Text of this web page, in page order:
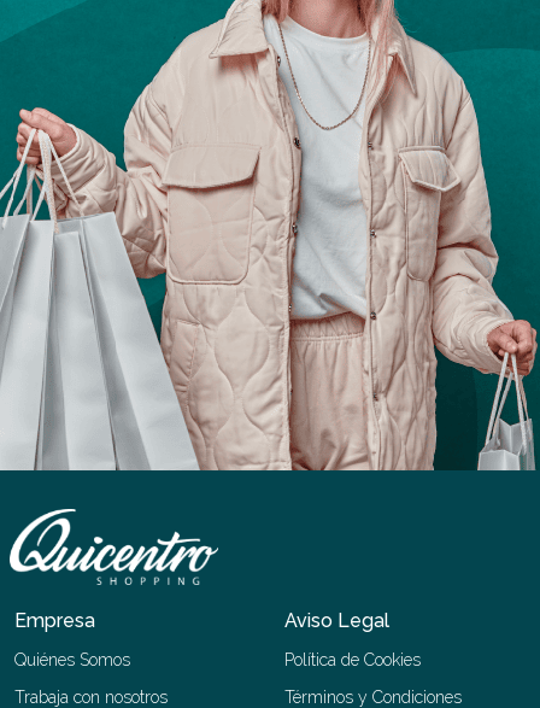
Empresa
Quiénes Somos
Trabaja con nosotros
Aviso Legal
Política de Cookies
Términos y Condiciones